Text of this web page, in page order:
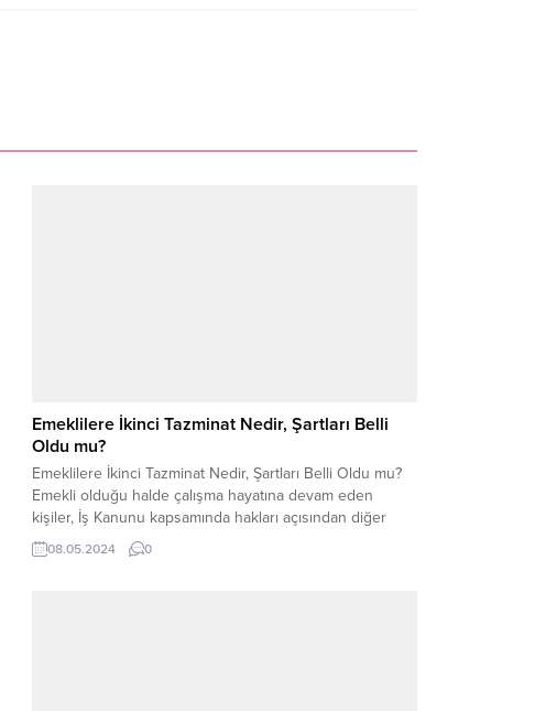
Emeklilere İkinci Tazminat Nedir, Şartları Belli
Oldu mu?
Emeklilere İkinci Tazminat Nedir, Şartları Belli Oldu mu?
Emekli olduğu halde çalışma hayatına devam eden
kişiler, İş Kanunu kapsamında hakları açısından diğer
çalışanlardan hiçbir farkı bulunmamaktadır. Diğer bir
söyleyişle çalışan emeklilerinde işçiler gibi hem izinleri
08.05.2024 0